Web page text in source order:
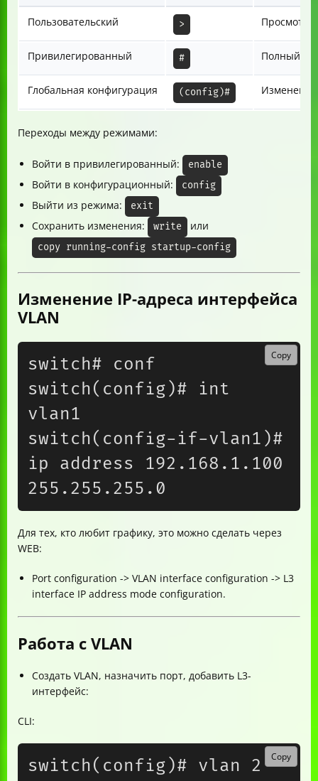
Пользовательский > Просмотр
Привилегированный # Полный
Глобальная конфигурация (config)#
Переходы между режимами:
Войти в привилегированный: enable
Войти в конфигурационный: config
Выйти из режима: exit
Сохранить изменения: write или
copy running-config startup-config
Изменение IP-адреса интерфейса
VLAN
switch# conf
switch(config)# int
vlan1
switch(config-if-vlan1)#
ip address 192.168.1.100
Copy
Для тех, кто любит графику, это можно сделать через
WEB:
Port configuration -> VLAN interface configuration -> L3
interface IP address mode configuration.
Работа с VLAN
Создать VLAN, назначить порт, добавить L3-
интерфейс:
CLI:
switch(config)# vlan 2
Copy